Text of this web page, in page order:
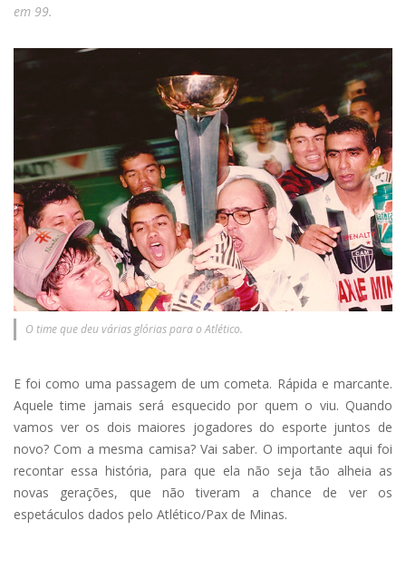
em 99.
O time que deu várias glórias para o Atlético.
E foi como uma passagem de um cometa. Rápida e marcante.
Aquele time jamais será esquecido por quem o viu. Quando
vamos ver os dois maiores jogadores do esporte juntos de
novo? Com a mesma camisa? Vai saber. O importante aqui foi
recontar essa história, para que ela não seja tão alheia as
novas gerações, que não tiveram a chance de ver os
espetáculos dados pelo Atlético/Pax de Minas.